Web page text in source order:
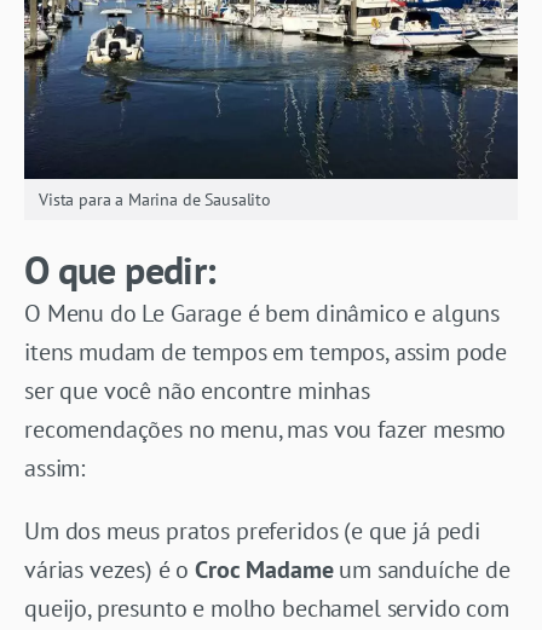
Vista para a Marina de Sausalito
O que pedir:
O Menu do Le Garage é bem dinâmico e alguns
itens mudam de tempos em tempos, assim pode
ser que você não encontre minhas
recomendações no menu, mas vou fazer mesmo
assim:
Um dos meus pratos preferidos (e que já pedi
várias vezes) é oCroc Madameum sanduíche de
queijo, presunto e molho bechamel servido com